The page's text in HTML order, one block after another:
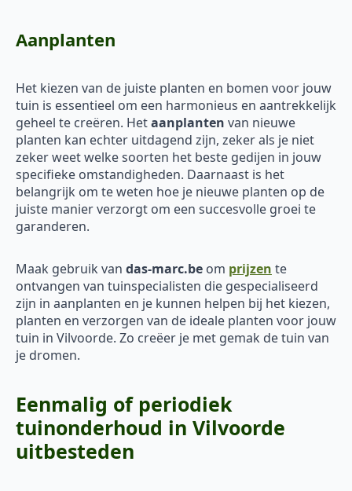
Aanplanten
Het kiezen van de juiste planten en bomen voor jouw
tuin is essentieel om een harmonieus en aantrekkelijk
geheel te creëren. Hetaanplanten van nieuwe
planten kan echter uitdagend zijn, zeker als je niet
zeker weet welke soorten het beste gedijen in jouw
specifieke omstandigheden. Daarnaast is het
belangrijk om te weten hoe je nieuwe planten op de
juiste manier verzorgt om een succesvolle groei te
garanderen.
Maak gebruik van das-marc.be om prijzen te
ontvangen van tuinspecialisten die gespecialiseerd
zijn in aanplanten en je kunnen helpen bij het kiezen,
planten en verzorgen van de ideale planten voor jouw
tuin in Vilvoorde. Zo creëer je met gemak de tuin van
je dromen.
Eenmalig of periodiek
tuinonderhoud in Vilvoorde
uitbesteden